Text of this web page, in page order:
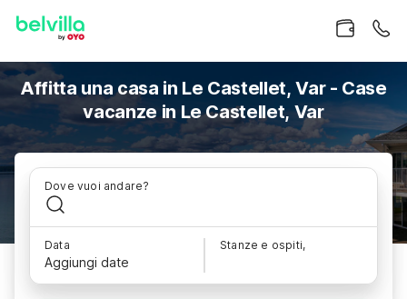
Affitta una casa in Le Castellet, Var - Case
vacanze in Le Castellet, Var
Dove vuoi andare?
Data
Aggiungi date
Stanze e ospiti,